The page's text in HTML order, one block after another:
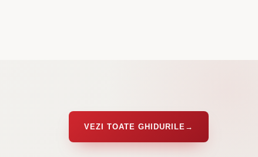
VEZI TOATE GHIDURILE →